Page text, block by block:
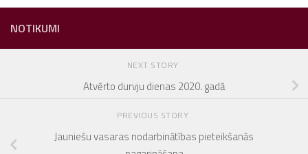
NOTIKUMI
NEXT STORY
Atvērto durvju dienas 2020. gadā
PREVIOUS STORY
Jauniešu vasaras nodarbinātības pieteikšanās